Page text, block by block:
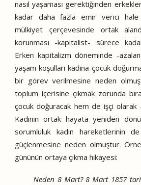
nasıl yaşaması gerektiğinden
kadar daha fazla emir verici hale
mülkiyet çerçevesinde ortak
korunması -kapitalist- sürece
Erken kapitalizm döneminde -
yaşam koşulları kadına çocuk
bir görev verilmesine neden
toplum içerisine çıkmak zorunda
çocuk doğuracak hem de işçi
Kadının ortak hayata yeniden
sorumluluk kadın hareketlerinin
güçlenmesine neden olmuştur.
gününün ortaya çıkma hikayesi:
Neden 8 Mart? 8 Mart 1857